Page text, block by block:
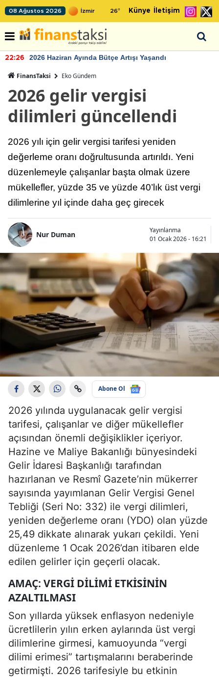
08 Ağustos 2026 26° Künye İletişim
22:26 2026 Haziran Ayında Bütçe Artışı Yaşandı
FinansTaksi Eko Gündem
2026 gelir vergisi
dilimleri güncellendi
2026 yılı için gelir vergisi tarifesi yeniden
değerleme oranı doğrultusunda artırıldı. Yeni
düzenlemeyle çalışanlar başta olmak üzere
mükellefler, yüzde 35 ve yüzde 40’lık üst vergi
dilimlerine yıl içinde daha geç girecek
Nur Duman
Yayınlanma
01 Ocak 2026 - 16:21
Abone Ol
2026 yılında uygulanacak gelir vergisi
tarifesi, çalışanlar ve diğer mükellefler
açısından önemli değişiklikler içeriyor.
Hazine ve Maliye Bakanlığı bünyesindeki
Gelir İdaresi Başkanlığı tarafından
hazırlanan ve Resmî Gazete’nin mükerrer
sayısında yayımlanan Gelir Vergisi Genel
Tebliği (Seri No: 332) ile vergi dilimleri,
yeniden değerleme oranı (YDO) olan yüzde
25,49 dikkate alınarak yukarı çekildi. Yeni
düzenleme 1 Ocak 2026’dan itibaren elde
edilen gelirler için geçerli olacak.
AMAÇ: VERGI DILIMI ETKISININ
AZALTILMASI
Son yıllarda yüksek enflasyon nedeniyle
ücretlilerin yılın erken aylarında üst vergi
dilimlerine girmesi, kamuoyunda “vergi
dilimi erimesi” tartışmalarını beraberinde
getirmişti. 2026 tarifesiyle bu etkinin